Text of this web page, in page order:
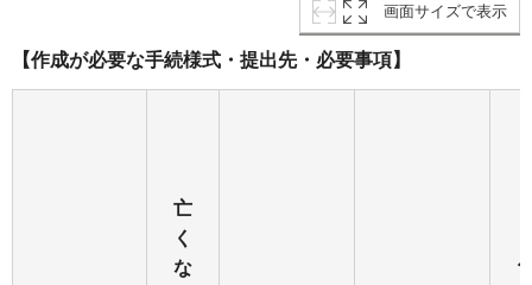
画面サイズで表示
【作成が必要な手続様式・提出先・必要事項】
亡
く
な